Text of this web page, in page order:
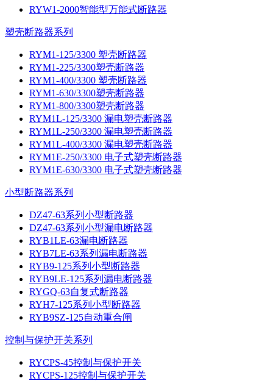
RYW1-2000智能型万能式断路器
塑壳断路器系列
RYM1-125/3300 塑壳断路器
RYM1-225/3300塑壳断路器
RYM1-400/3300 塑壳断路器
RYM1-630/3300塑壳断路器
RYM1-800/3300塑壳断路器
RYM1L-125/3300 漏电塑壳断路器
RYM1L-250/3300 漏电塑壳断路器
RYM1L-400/3300 漏电塑壳断路器
RYM1E-250/3300 电子式塑壳断路器
RYM1E-630/3300 电子式塑壳断路器
小型断路器系列
DZ47-63系列小型断路器
DZ47-63系列小型漏电断路器
RYB1LE-63漏电断路器
RYB7LE-63系列漏电断路器
RYB9-125系列小型断路器
RYB9LE-125系列漏电断路器
RYGQ-63自复式断路器
RYH7-125系列小型断路器
RYB9SZ-125自动重合闸
控制与保护开关系列
RYCPS-45控制与保护开关
RYCPS-125控制与保护开关